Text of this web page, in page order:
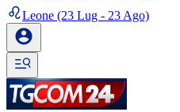
Leone (23 Lug - 23 Ago)